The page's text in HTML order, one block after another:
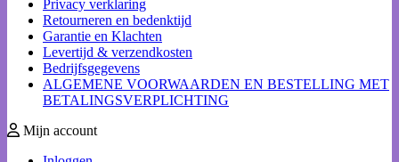
Privacy verklaring
Retourneren en bedenktijd
Garantie en Klachten
Levertijd & verzendkosten
Bedrijfsgegevens
ALGEMENE VOORWAARDEN EN BESTELLING MET
BETALINGSVERPLICHTING
Mijn account